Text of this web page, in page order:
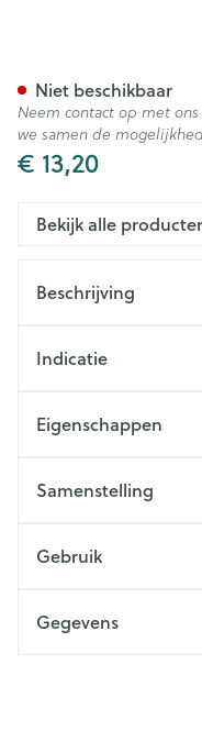
€ 13,20
Niet beschikbaar
Neem contact op met
we samen de
Bekijk alle
Beschrijving
Indicatie
Eigenschappen
Samenstelling
Gebruik
Gegevens